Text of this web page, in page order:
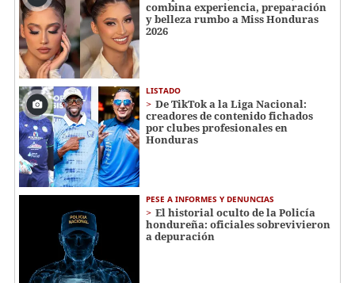
combina experiencia, preparación
y belleza rumbo a Miss Honduras
2026
LISTADO
De TikTok a la Liga Nacional:
creadores de contenido fichados
por clubes profesionales en
Honduras
PESE A INFORMES Y DENUNCIAS
El historial oculto de la Policía
hondureña: oficiales sobrevivieron
a depuración